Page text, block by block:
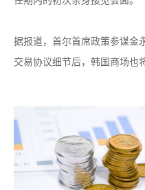
据报道，首尔首席政策参谋金
交易协议细节后，韩国商场也